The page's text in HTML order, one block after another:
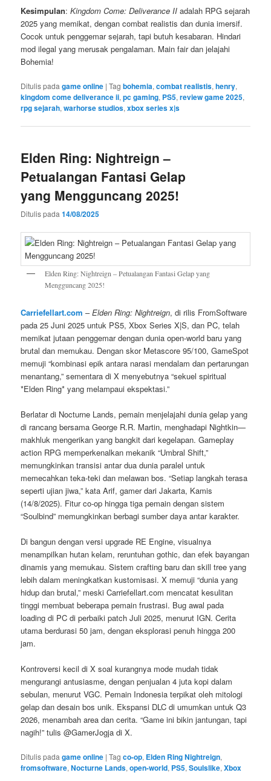
Kesimpulan:Kingdom Come: Deliverance II adalah RPG sejarah
2025 yang memikat, dengan combat realistis dan dunia imersif.
Cocok untuk penggemar sejarah, tapi butuh kesabaran. Hindari
mod ilegal yang merusak pengalaman. Main fair dan jelajahi
Bohemia!
Ditulis pada game online |Tag bohemia,combat realistis,henry,
kingdom come deliverance ii,pc gaming, PS5,review game 2025,
rpg sejarah,warhorse studios,xbox series x|s
Elden Ring: Nightreign –
Petualangan Fantasi Gelap
yang Mengguncang 2025!
Ditulis pada14/08/2025
Elden Ring: Nightreign – Petualangan Fantasi Gelap yang
Mengguncang 2025!
Carriefellart.com –Elden Ring: Nightreign, di rilis FromSoftware
pada 25 Juni 2025 untuk PS5, Xbox Series X|S, dan PC, telah
memikat jutaan penggemar dengan dunia open-world baru yang
brutal dan memukau. Dengan skor Metascore 95/100, GameSpot
memuji “kombinasi epik antara narasi mendalam dan pertarungan
menantang,” sementara di X menyebutnya “sekuel spiritual
*Elden Ring* yang melampaui ekspektasi.”
Berlatar di Nocturne Lands, pemain menjelajahi dunia gelap yang
di rancang bersama George R.R. Martin, menghadapi Nightkin—
makhluk mengerikan yang bangkit dari kegelapan. Gameplay
action RPG memperkenalkan mekanik “Umbral Shift,”
memungkinkan transisi antar dua dunia paralel untuk
memecahkan teka-teki dan melawan bos. “Setiap langkah terasa
seperti ujian jiwa,” kata Arif, gamer dari Jakarta, Kamis
(14/8/2025). Fitur co-op hingga tiga pemain dengan sistem
“Soulbind” memungkinkan berbagi sumber daya antar karakter.
Di bangun dengan versi upgrade RE Engine, visualnya
menampilkan hutan kelam, reruntuhan gothic, dan efek bayangan
dinamis yang memukau. Sistem crafting baru dan skill tree yang
lebih dalam meningkatkan kustomisasi. X memuji “dunia yang
hidup dan brutal,” meski Carriefellart.com mencatat kesulitan
tinggi membuat beberapa pemain frustrasi. Bug awal pada
loading di PC di perbaiki patch Juli 2025, menurut IGN. Cerita
utama berdurasi 50 jam, dengan eksplorasi penuh hingga 200
jam.
Kontroversi kecil di X soal kurangnya mode mudah tidak
mengurangi antusiasme, dengan penjualan 4 juta kopi dalam
sebulan, menurut VGC. Pemain Indonesia terpikat oleh mitologi
gelap dan desain bos unik. Ekspansi DLC di umumkan untuk Q3
2026, menambah area dan cerita. “Game ini bikin jantungan, tapi
nagih!” tulis @GamerJogja di X.
Ditulis padagame online |Tag co-op, Elden Ring Nightreign,
fromsoftware,Nocturne Lands,open-world, PS5,Soulslike,Xbox